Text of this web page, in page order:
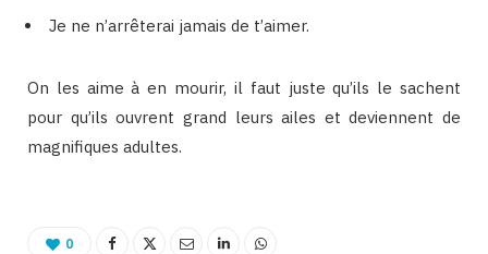
Je ne n’arrêterai jamais de t’aimer.
On les aime à en mourir, il faut juste qu’ils le sachent
pour qu’ils ouvrent grand leurs ailes et deviennent de
magnifiques adultes.
0